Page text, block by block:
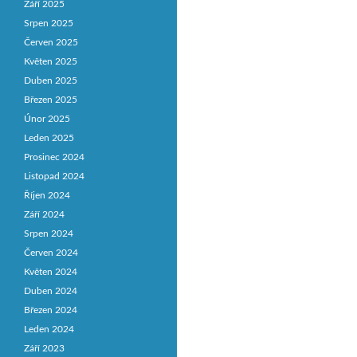
Září 2025
Srpen 2025
Červen 2025
Květen 2025
Duben 2025
Březen 2025
Únor 2025
Leden 2025
Prosinec 2024
Listopad 2024
Říjen 2024
Září 2024
Srpen 2024
Červen 2024
Květen 2024
Duben 2024
Březen 2024
Leden 2024
Září 2023